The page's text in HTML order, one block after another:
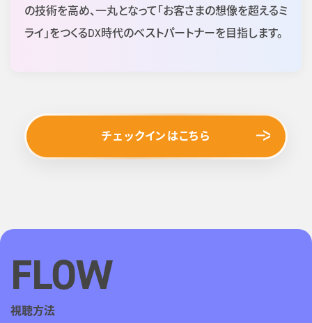
の技術を高め、一丸となって「お客さまの想像を超えるミ
ライ」をつくるDX時代のベストパートナーを目指します。
チェックインはこちら
FLOW
視聴方法